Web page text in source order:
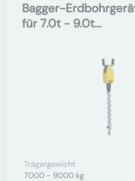
Bagger-
für 7.0t - 9.0t...
Trägergewicht
7000 - 9000 kg